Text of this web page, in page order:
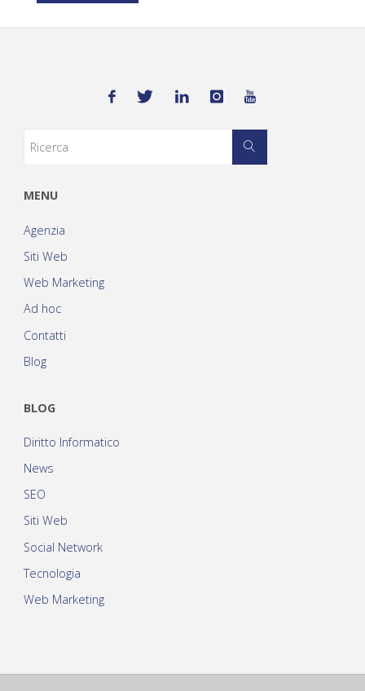
MENU
Agenzia
Siti Web
Web Marketing
Ad hoc
Contatti
Blog
BLOG
Diritto Informatico
News
SEO
Siti Web
Social Network
Tecnologia
Web Marketing